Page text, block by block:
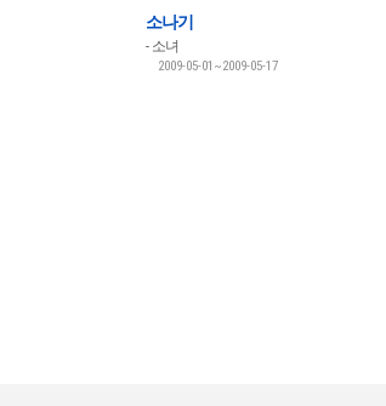
소나기
소녀
2009-05-01~2009-05-17